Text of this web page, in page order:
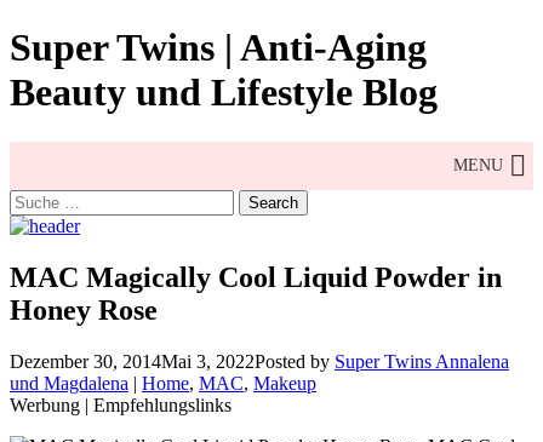
Skip
to
content
Super Twins | Anti-Aging
Beauty und Lifestyle Blog
MENU
Search
for:
MAC Magically Cool Liquid Powder in
Honey Rose
Dezember 30, 2014Mai 3, 2022Posted by Super Twins Annalena
und Magdalena | Home, MAC, Makeup
Werbung | Empfehlungslinks